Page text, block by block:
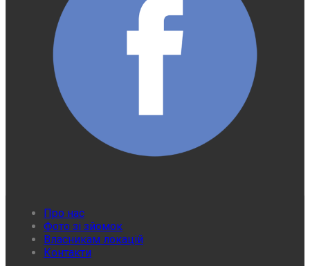
Про нас
Фото зі зйомок
Власникам локацій
Контакти